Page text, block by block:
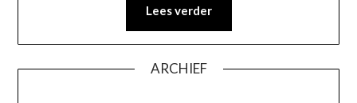
Lees verder
ARCHIEF